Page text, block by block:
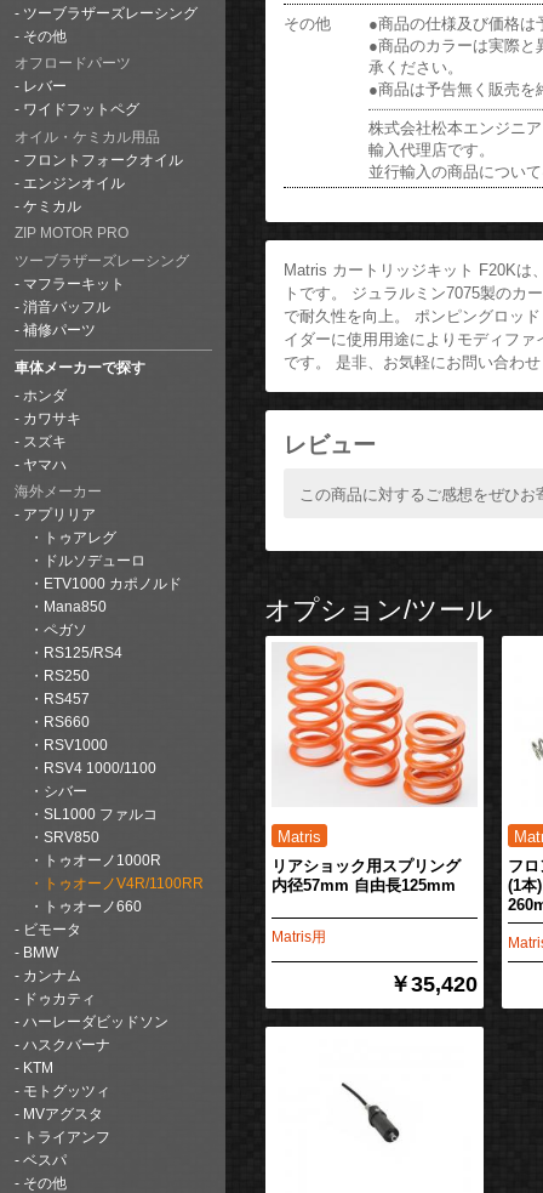
ツーブラザーズレーシング
その他
オフロードパーツ
レバー
ワイドフットペグ
オイル・ケミカル用品
フロントフォークオイル
エンジンオイル
ケミカル
ZIP MOTOR PRO
ツーブラザーズレーシング
マフラーキット
消音バッフル
補修パーツ
車体メーカーで探す
ホンダ
カワサキ
スズキ
ヤマハ
海外メーカー
アプリリア
トゥアレグ
ドルソデューロ
ETV1000 カポノルド
Mana850
ペガソ
RS125/RS4
RS250
RS457
RS660
RSV1000
RSV4 1000/1100
シバー
SL1000 ファルコ
SRV850
トゥオーノ1000R
トゥオーノV4R/1100RR
トゥオーノ660
ビモータ
BMW
カンナム
ドゥカティ
ハーレーダビッドソン
ハスクバーナ
KTM
モトグッツィ
MVアグスタ
トライアンフ
ベスパ
その他
その他
●商品の仕様及び価格は
●商品のカラーは実際と
承ください。
●商品は予告無く販売を
株式会社松本エンジニ
輸入代理店です。
並行輸入の商品につい
Matris カートリッジキット F20Kは
トです。 ジュラルミン7075製のカ
で耐久性を向上。 ポンピングロッ
イダーに使用用途によりモディフ
です。 是非、お気軽にお問い合わ
レビュー
この商品に対するご感想をぜひお
オプション/ツール
リアショック用スプリング
内径57mm 自由長125mm
Matris用
￥35,420
フ
(1本